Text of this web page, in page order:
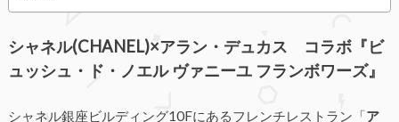
シャネル(CHANEL)×アラン・デュカス コラボ『ビ
ュッシュ・ド・ノエル ヴァニーユ フランボワーズ』
シャネル銀座ビルディング10Fにあるフレンチレストラン「ア